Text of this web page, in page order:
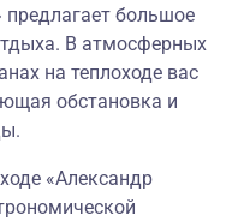
предлагает большое
В атмосферных
на теплоходе вас
обстановка и
«Александр